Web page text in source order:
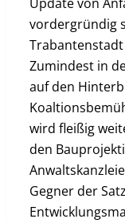
vordergründig
Zumindest in
auf den
wird fleißig
den
Gegner der